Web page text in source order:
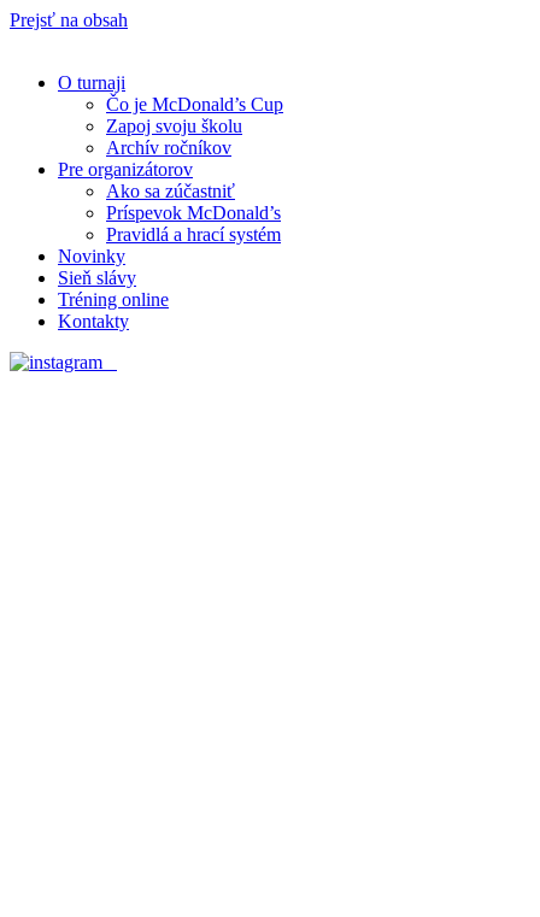
Prejsť na obsah
O turnaji
Čo je McDonald’s Cup
Zapoj svoju školu
Archív ročníkov
Pre organizátorov
Ako sa zúčastniť
Príspevok McDonald’s
Pravidlá a hrací systém
Novinky
Sieň slávy
Tréning online
Kontakty